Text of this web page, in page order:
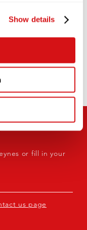
Show details
or fill in your
us page